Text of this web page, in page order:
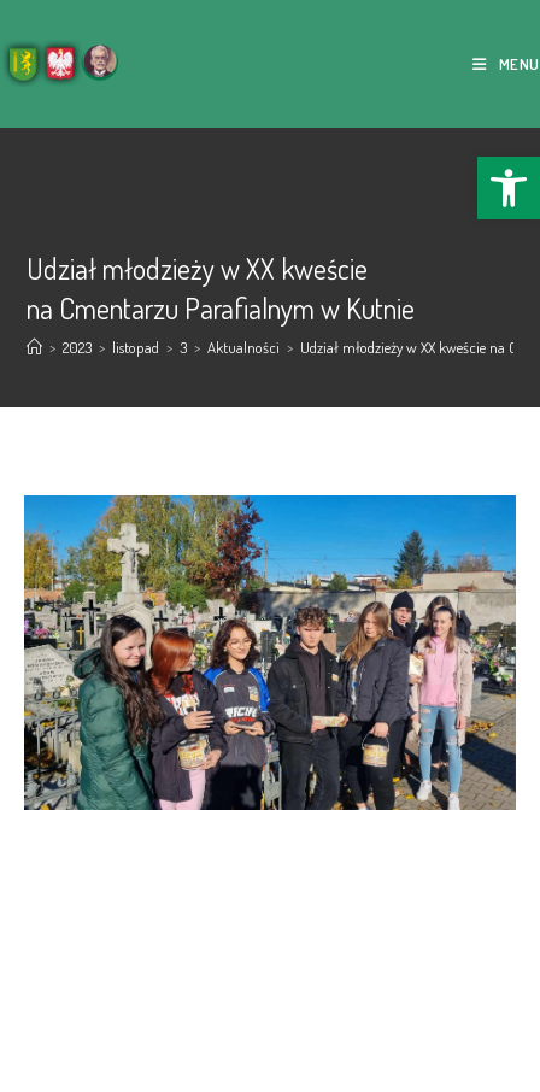
MENU
Udział młodzieży w XX kweście
na Cmentarzu Parafialnym w Kutnie
> 2023 > listopad > 3 > Aktualności > Udział młodzieży w XX kweście na